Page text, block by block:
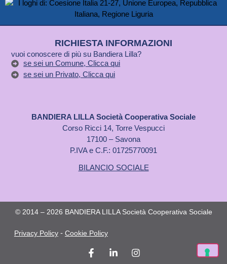
RICHIESTA INFORMAZIONI
vuoi conoscere di più su Bandiera Lilla?
se sei un Comune, Clicca qui
se sei un Privato, Clicca qui
BANDIERA LILLA Società Cooperativa Sociale
Corso Ricci 14, Torre Vespucci
17100 – Savona
P.IVA e C.F.: 01725770091
BILANCIO SOCIALE
© 2014 – 2026 BANDIERA LILLA Società Cooperativa Sociale
Privacy Policy - Cookie Policy